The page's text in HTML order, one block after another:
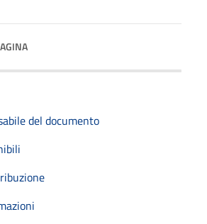
del documento